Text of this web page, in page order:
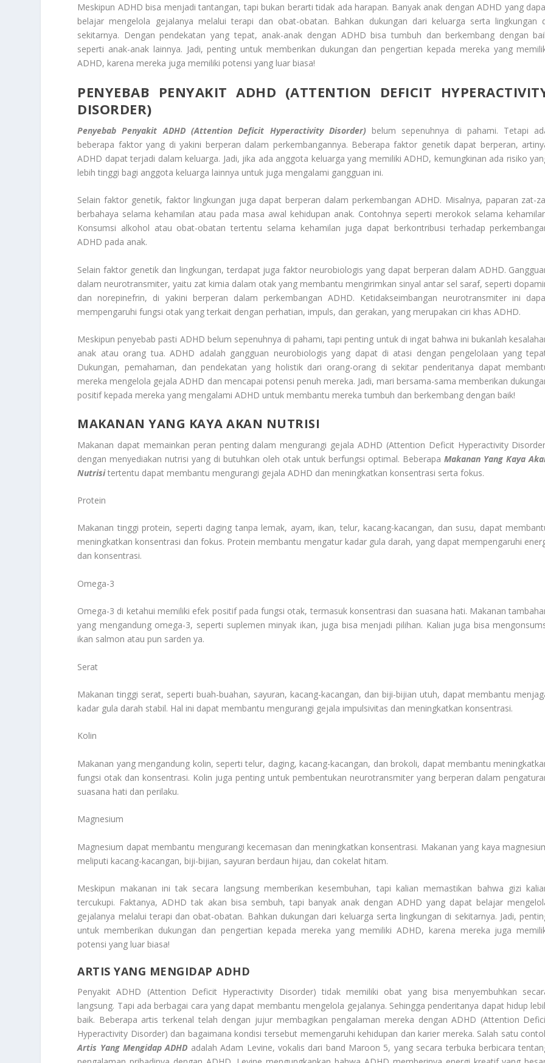
Meskipun ADHD bisa menjadi tantangan, tapi bukan berarti tidak ada harapan. Banyak anak dengan ADHD yang
belajar mengelola gejalanya melalui terapi dan obat-obatan. Bahkan dukungan dari keluarga serta lingkungan
sekitarnya. Dengan pendekatan yang tepat, anak-anak dengan ADHD bisa tumbuh dan berkembang dengan
seperti anak-anak lainnya. Jadi, penting untuk memberikan dukungan dan pengertian kepada mereka yang
ADHD, karena mereka juga memiliki potensi yang luar biasa!
PENYEBAB PENYAKIT ADHD (ATTENTION DEFICIT
DISORDER)
Penyebab Penyakit ADHD (Attention Deficit Hyperactivity Disorder)belum sepenuhnya di pahami. Tetapi
beberapa faktor yang di yakini berperan dalam perkembangannya. Beberapa faktor genetik dapat berperan,
ADHD dapat terjadi dalam keluarga. Jadi, jika ada anggota keluarga yang memiliki ADHD, kemungkinan ada risiko
lebih tinggi bagi anggota keluarga lainnya untuk juga mengalami gangguan ini.
Selain faktor genetik, faktor lingkungan juga dapat berperan dalam perkembangan ADHD. Misalnya, paparan zat-
berbahaya selama kehamilan atau pada masa awal kehidupan anak. Contohnya seperti merokok selama
Konsumsi alkohol atau obat-obatan tertentu selama kehamilan juga dapat berkontribusi terhadap
ADHD pada anak.
Selain faktor genetik dan lingkungan, terdapat juga faktor neurobiologis yang dapat berperan dalam ADHD.
dalam neurotransmiter, yaitu zat kimia dalam otak yang membantu mengirimkan sinyal antar sel saraf, seperti
dan norepinefrin, di yakini berperan dalam perkembangan ADHD. Ketidakseimbangan neurotransmiter ini
mempengaruhi fungsi otak yang terkait dengan perhatian, impuls, dan gerakan, yang merupakan ciri khas ADHD.
Meskipun penyebab pasti ADHD belum sepenuhnya di pahami, tapi penting untuk di ingat bahwa ini bukanlah
anak atau orang tua. ADHD adalah gangguan neurobiologis yang dapat di atasi dengan pengelolaan yang
Dukungan, pemahaman, dan pendekatan yang holistik dari orang-orang di sekitar penderitanya dapat
mereka mengelola gejala ADHD dan mencapai potensi penuh mereka. Jadi, mari bersama-sama memberikan
positif kepada mereka yang mengalami ADHD untuk membantu mereka tumbuh dan berkembang dengan baik!
MAKANAN YANG KAYA AKAN NUTRISI
Makanan dapat memainkan peran penting dalam mengurangi gejala ADHD (Attention Deficit Hyperactivity
dengan menyediakan nutrisi yang di butuhkan oleh otak untuk berfungsi optimal. BeberapaMakanan Yang Kaya
Nutrisitertentu dapat membantu mengurangi gejala ADHD dan meningkatkan konsentrasi serta fokus.
Protein
Makanan tinggi protein, seperti daging tanpa lemak, ayam, ikan, telur, kacang-kacangan, dan susu, dapat
meningkatkan konsentrasi dan fokus. Protein membantu mengatur kadar gula darah, yang dapat mempengaruhi
dan konsentrasi.
Omega-3
Omega-3 di ketahui memiliki efek positif pada fungsi otak, termasuk konsentrasi dan suasana hati. Makanan
yang mengandung omega-3, seperti suplemen minyak ikan, juga bisa menjadi pilihan. Kalian juga bisa
ikan salmon atau pun sarden ya.
Serat
Makanan tinggi serat, seperti buah-buahan, sayuran, kacang-kacangan, dan biji-bijian utuh, dapat membantu
kadar gula darah stabil. Hal ini dapat membantu mengurangi gejala impulsivitas dan meningkatkan konsentrasi.
Kolin
Makanan yang mengandung kolin, seperti telur, daging, kacang-kacangan, dan brokoli, dapat membantu
fungsi otak dan konsentrasi. Kolin juga penting untuk pembentukan neurotransmiter yang berperan dalam
suasana hati dan perilaku.
Magnesium
Magnesium dapat membantu mengurangi kecemasan dan meningkatkan konsentrasi. Makanan yang kaya
meliputi kacang-kacangan, biji-bijian, sayuran berdaun hijau, dan cokelat hitam.
Meskipun makanan ini tak secara langsung memberikan kesembuhan, tapi kalian memastikan bahwa gizi
tercukupi. Faktanya, ADHD tak akan bisa sembuh, tapi banyak anak dengan ADHD yang dapat belajar
gejalanya melalui terapi dan obat-obatan. Bahkan dukungan dari keluarga serta lingkungan di sekitarnya. Jadi,
untuk memberikan dukungan dan pengertian kepada mereka yang memiliki ADHD, karena mereka juga
potensi yang luar biasa!
ARTIS YANG MENGIDAP ADHD
Penyakit ADHD (Attention Deficit Hyperactivity Disorder) tidak memiliki obat yang bisa menyembuhkan
langsung. Tapi ada berbagai cara yang dapat membantu mengelola gejalanya. Sehingga penderitanya dapat hidup
baik. Beberapa artis terkenal telah dengan jujur ​​membagikan pengalaman mereka dengan ADHD (Attention
Hyperactivity Disorder) dan bagaimana kondisi tersebut memengaruhi kehidupan dan karier mereka. Salah satu
Artis Yang Mengidap ADHD adalah Adam Levine, vokalis dari band Maroon 5, yang secara terbuka berbicara